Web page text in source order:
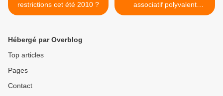
restrictions cet été 2010 ?
associatif polyvalent
inauguré >
Hébergé par Overblog
Top articles
Pages
Contact